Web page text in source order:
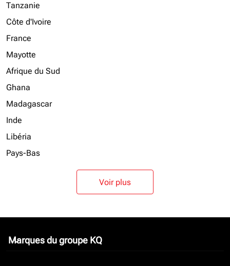
Tanzanie
Côte d'Ivoire
France
Mayotte
Afrique du Sud
Ghana
Madagascar
Inde
Libéria
Pays-Bas
Voir plus
Marques du groupe KQ
keyboard_arrow_down